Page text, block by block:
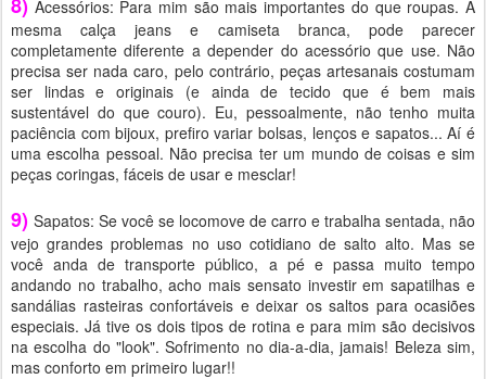
Acessórios: Para mim são mais importantes do que roupas. A
mesma calça jeans e camiseta branca, pode parecer
completamente diferente a depender do acessório que use. Não
precisa ser nada caro, pelo contrário, peças artesanais costumam
ser lindas e originais (e ainda de tecido que é bem mais
sustentável do que couro). Eu, pessoalmente, não tenho muita
paciência com bijoux, prefiro variar bolsas, lenços e sapatos... Aí é
uma escolha pessoal. Não precisa ter um mundo de coisas e sim
peças coringas, fáceis de usar e mesclar!
9) Sapatos: Se você se locomove de carro e trabalha sentada, não
vejo grandes problemas no uso cotidiano de salto alto. Mas se
você anda de transporte público, a pé e passa muito tempo
andando no trabalho, acho mais sensato investir em sapatilhas e
sandálias rasteiras confortáveis e deixar os saltos para ocasiões
especiais. Já tive os dois tipos de rotina e para mim são decisivos
na escolha do "look". Sofrimento no dia-a-dia, jamais! Beleza sim,
mas conforto em primeiro lugar!!